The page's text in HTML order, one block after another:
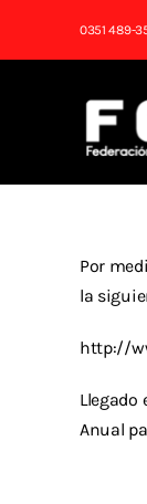
0351 489-
Por
la
http://
Anual